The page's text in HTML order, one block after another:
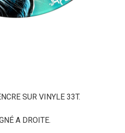
SUR VINYLE 33T.
A DROITE.